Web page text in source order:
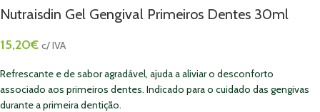
Nutraisdin Gel Gengival Primeiros Dentes 30ml
15,20€ c/ IVA
Refrescante e de sabor agradável, ajuda a aliviar o desconforto
associado aos primeiros dentes. Indicado para o cuidado das gengivas
durante a primeira dentição.